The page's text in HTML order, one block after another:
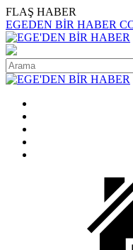
FLAŞ HABER
EGEDEN BİR HABER